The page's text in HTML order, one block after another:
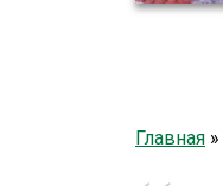
Главная »